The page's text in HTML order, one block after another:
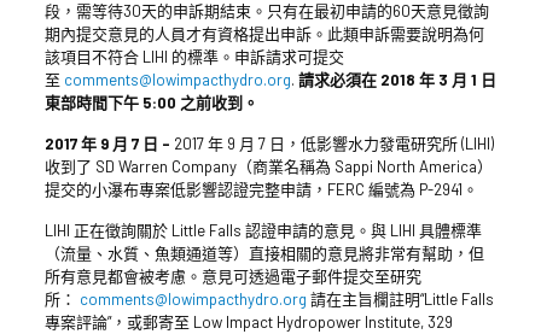
段，需等待30天的申訴期結束。只有在最初申請的60天意見徵詢
期內提交意見的人員才有資格提出申訴。此類申訴需要說明為何
該項目不符合 LIHI 的標準。申訴請求可提交
至 comments@lowimpacthydro.org. 請求必須在 2018 年 3 月 1 日
東部時間下午 5:00 之前收到。
2017 年 9 月 7 日 – 2017 年 9 月 7 日，低影響水力發電研究所 (LIHI)
收到了 SD Warren Company（商業名稱為 Sappi North America）
提交的小瀑布專案低影響認證完整申請，FERC 編號為 P-2941。
LIHI 正在徵詢關於 Little Falls 認證申請的意見。與 LIHI 具體標準
（流量、水質、魚類通道等）直接相關的意見將非常有幫助，但
所有意見都會被考慮。意見可透過電子郵件提交至研究
所： comments@lowimpacthydro.org 請在主旨欄註明“Little Falls
專案評論”，或郵寄至 Low Impact Hydropower Institute, 329